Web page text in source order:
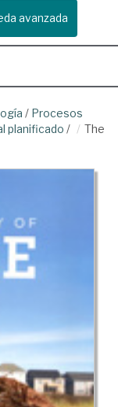
avanzada
/ Procesos
planificado /
The